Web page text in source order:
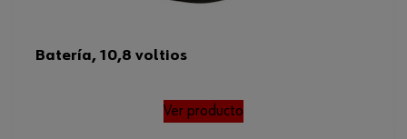
Batería, 10,8 voltios
Ver producto